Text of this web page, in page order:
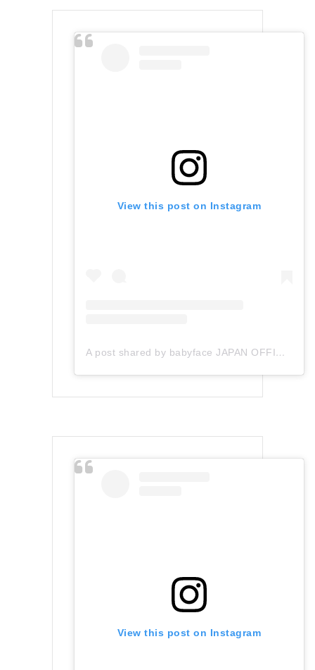
View this post on Instagram
A post shared by babyface JAPAN OFFICIAL (@babyface_japan)
View this post on Instagram